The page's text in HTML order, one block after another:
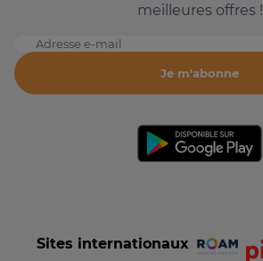
meilleures offres !
Adresse e-mail
Je m'abonne
Sites internationaux